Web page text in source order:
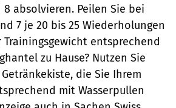
8 absolvieren. Peilen Sie bei
7 je 20 bis 25 Wiederholungen
Trainingsgewicht entsprechend
zu Hause? Nutzen Sie
die Sie Ihrem
mit Wasserpullen